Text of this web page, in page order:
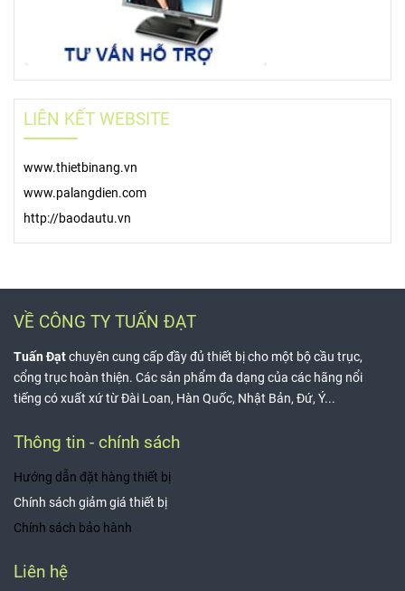
LIÊN KẾT WEBSITE
www.thietbinang.vn
www.palangdien.com
http://baodautu.vn
VỀ CÔNG TY TUẤN ĐẠT
Tuấn Đạtchuyên cung cấp đầy đủ thiết bị cho một bộ cầu trục,
cổng trục hoàn thiện. Các sản phẩm đa dạng của các hãng nổi
tiếng có xuất xứ từ Đài Loan, Hàn Quốc, Nhật Bản, Đứ, Ý...
Thông tin - chính sách
Hướng dẫn đặt hàng thiết bị
Chính sách giảm giá thiết bị
Chính sách bảo hành
Liên hệ